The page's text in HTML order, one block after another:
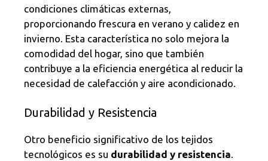
condiciones climáticas externas,
proporcionando frescura en verano y calidez en
invierno. Esta característica no solo mejora la
comodidad del hogar, sino que también
contribuye a la eficiencia energética al reducir la
necesidad de calefacción y aire acondicionado.
Durabilidad y Resistencia
Otro beneficio significativo de los tejidos
tecnológicos es su durabilidad y resistencia.